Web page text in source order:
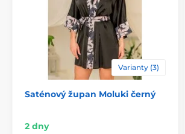
Varianty (3)
Saténový župan Moluki černý
2 dny